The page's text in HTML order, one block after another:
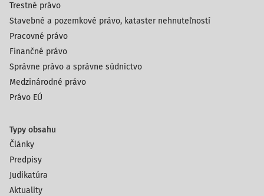
Trestné právo
Stavebné a pozemkové právo, kataster nehnuteľností
Pracovné právo
Finančné právo
Správne právo a správne súdnictvo
Medzinárodné právo
Právo EÚ
Typy obsahu
Články
Predpisy
Judikatúra
Aktuality